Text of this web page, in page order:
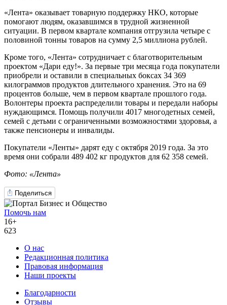
«Лента» оказывает товарную поддержку НКО, которые
помогают людям, оказавшимся в трудной жизненной
ситуации. В первом квартале компания отгрузила четыре с
половиной тонны товаров на сумму 2,5 миллиона рублей.
Кроме того, «Лента» сотрудничает с благотворительным
проектом «Дари еду!». За первые три месяца года покупатели
приобрели и оставили в специальных боксах 34 369
килограммов продуктов длительного хранения. Это на 69
процентов больше, чем в первом квартале прошлого года.
Волонтеры проекта распределили товары и передали наборы
нуждающимся. Помощь получили 4017 многодетных семей,
семей с детьми с ограниченными возможностями здоровья, а
также пенсионеры и инвалиды.
Покупатели «Ленты» дарят еду с октября 2019 года. За это
время они собрали 489 402 кг продуктов для 62 358 семей.
Фото: «Лента»
Поделиться
Помочь нам
16+
623
О нас
Редакционная политика
Правовая информация
Наши проекты
Благодарности
Отзывы